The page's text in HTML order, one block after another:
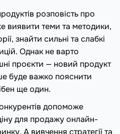
розповість про
виявити теми та методики,
знайти сильні та слабкі
Однак не варто
проєкти — новий продукт
буде важко пояснити
ще один.
допоможе
для продажу онлайн-
А вивчення стратегії та